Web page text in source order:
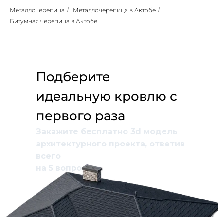
Металлочерепица / Металлочерепица в Актобе /
Битумная черепица в Актобе
Подберите
идеальную кровлю с
первого раза
Закажите бесплатно 3d модель
архитектурного проекта, ответив
всего
на 5 вопросов